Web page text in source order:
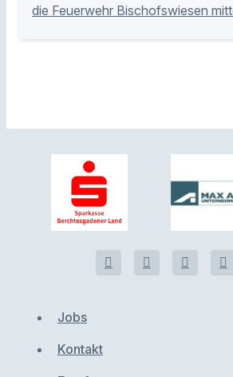
die Feuerwehr Bischofswiesen
Jobs
Kontakt